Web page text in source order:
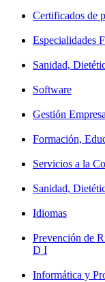
Certificados de
Especialidades
Sanidad,
Software
Gestión
Formación,
Servicios a la
Sanidad,
Idiomas
Prevención de
D I
Informática y